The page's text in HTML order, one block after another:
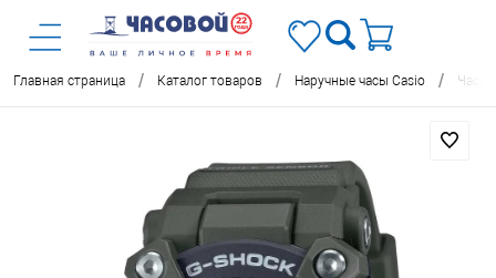
Главная страница / Каталог товаров / Наручные часы Casio / Часы